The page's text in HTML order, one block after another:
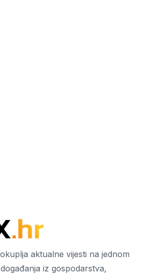
aktualne vijesti na jednom
iz gospodarstva,